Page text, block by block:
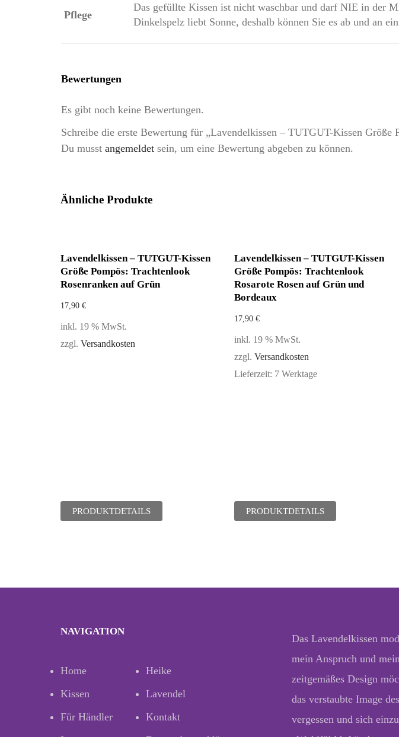
Pflege
Das gefüllte Kissen ist nicht waschbar und darf NIE in der
Dinkelspelz liebt Sonne, deshalb können Sie es ab und an
Bewertungen
Es gibt noch keine Bewertungen.
Schreibe die erste Bewertung für „Lavendelkissen – TUTGUT-Kissen Größe
Du musst angemeldet sein, um eine Bewertung abgeben zu können.
Ähnliche Produkte
Lavendelkissen – TUTGUT-Kissen
Größe Pompös: Trachtenlook
Rosenranken auf Grün
17,90 €
inkl. 19 % MwSt.
zzgl. Versandkosten
PRODUKTDETAILS
Lavendelkissen – TUTGUT-Kissen
Größe Pompös: Trachtenlook
Rosarote Rosen auf Grün und
Bordeaux
17,90 €
inkl. 19 % MwSt.
zzgl. Versandkosten
Lieferzeit: 7 Werktage
PRODUKTDETAILS
NAVIGATION
Home
Heike
Kissen
Lavendel
Für Händler
Kontakt
Das Lavendelkissen
mein Anspruch und
zeitgemäßes Design
das verstaubte Image
vergessen und sich